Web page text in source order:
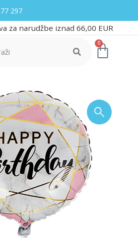
za narudžbe iznad 66,00 EUR
0
297